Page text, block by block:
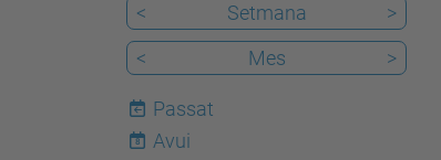
<
Setmana
>
<
Mes >
Passat
8
Avui